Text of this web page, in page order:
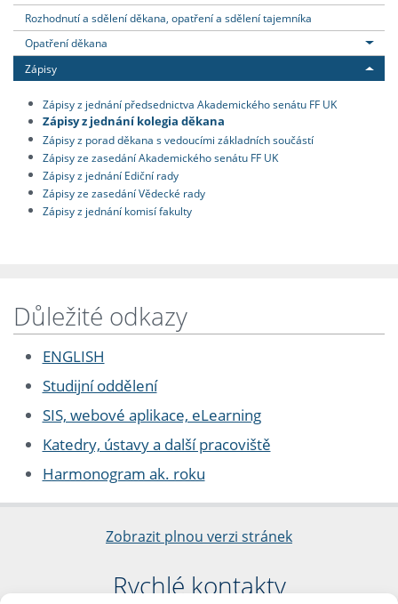
Rozhodnutí a sdělení děkana, opatření a sdělení tajemníka
Opatření děkana
Zápisy
Zápisy z jednání předsednictva Akademického senátu FF UK
Zápisy z jednání kolegia děkana
Zápisy z porad děkana s vedoucími základních součástí
Zápisy ze zasedání Akademického senátu FF UK
Zápisy z jednání Ediční rady
Zápisy ze zasedání Vědecké rady
Zápisy z jednání komisí fakulty
Důležité odkazy
ENGLISH
Studijní oddělení
SIS, webové aplikace, eLearning
Katedry, ústavy a další pracoviště
Harmonogram ak. roku
Zobrazit plnou verzi stránek
Rychlé kontakty